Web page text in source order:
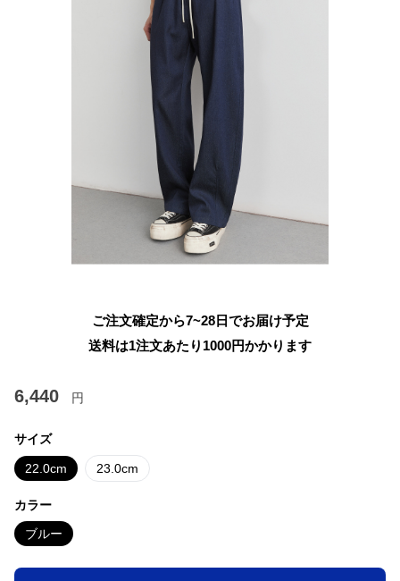
ご注文確定から7~28日でお届け予定
送料は1注文あたり 1000円かかります
6,440 円
サイズ
22.0cm 23.0cm
カラー
ブルー